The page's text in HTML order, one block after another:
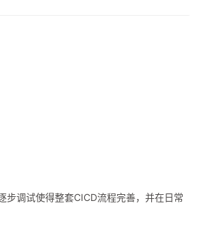
调试使得整套CICD流程完善，并在日常